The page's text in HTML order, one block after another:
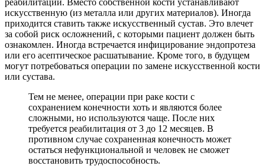
искусственную (из металла или других материалов). Иногда
приходится ставить также искусственный сустав. Это влечет
за собой риск осложнений, с которыми пациент должен быть
ознакомлен. Иногда встречается инфицирование эндопротеза
или его асептическое расшатывание. Кроме того, в будущем
могут потребоваться операции по замене искусственной кости
или сустава.
Тем не менее, операции при раке кости с
сохранением конечности хоть и являются более
сложными, но используются чаще. После них
требуется реабилитация от 3 до 12 месяцев. В
противном случае сохраненная конечность может
остаться нефункциональной и человек не сможет
восстановить трудоспособность.